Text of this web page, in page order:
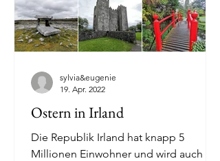
Ostern in Irland
Die Republik Irland hat knapp 5
Millionen Einwohner und wird auch –
sylvia&eugenie
19. Apr. 2022